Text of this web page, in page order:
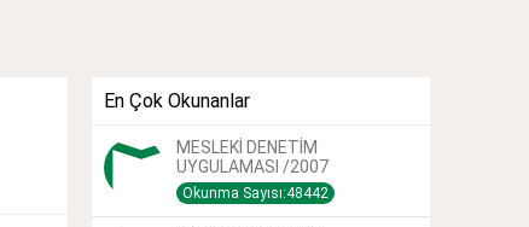
En Çok Okunanlar
MESLEKİ DENETİM
UYGULAMASI /2007
Okunma Sayısı:48442